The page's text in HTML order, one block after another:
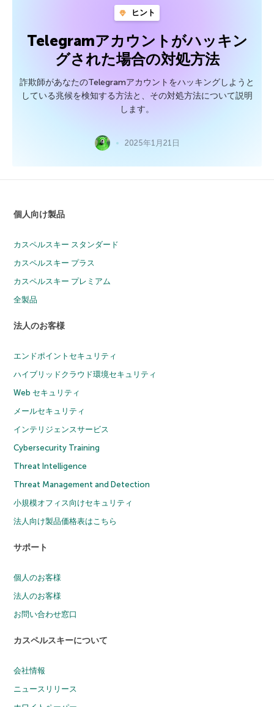
ヒント
Telegramアカウントがハッキン
グされた場合の対処方法
詐欺師があなたのTelegramアカウントをハッキングしようと
している兆候を検知する方法と、その対処方法について説明
します。
2025年1月21日
個人向け製品
カスペルスキー スタンダード
カスペルスキー プラス
カスペルスキー プレミアム
全製品
法人のお客様
エンドポイントセキュリティ
ハイブリッドクラウド環境セキュリティ
Web セキュリティ
メールセキュリティ
インテリジェンスサービス
Cybersecurity Training
Threat Intelligence
Threat Management and Detection
小規模オフィス向けセキュリティ
法人向け製品価格表はこちら
サポート
個人のお客様
法人のお客様
お問い合わせ窓口
カスペルスキーについて
会社情報
ニュースリリース